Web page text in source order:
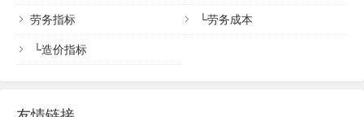
劳务指标 └劳务成本
└造价指标